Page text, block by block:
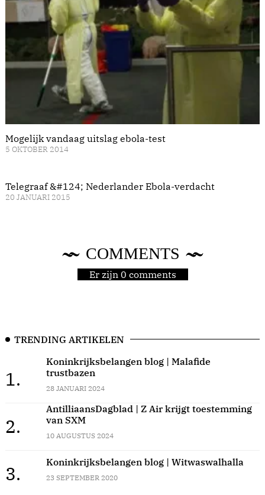
Mogelijk vandaag uitslag ebola-test
5 OKTOBER 2014
Telegraaf &#124; Nederlander Ebola-verdacht
20 JANUARI 2015
COMMENTS
Er zijn 0 comments
TRENDING ARTIKELEN
1.
Koninkrijksbelangen blog | Malafide
trustbazen
28 JANUARI 2024
2.
AntilliaansDagblad | Z Air krijgt toestemming
van SXM
10 AUGUSTUS 2024
3.
Koninkrijksbelangen blog | Witwaswalhalla
23 SEPTEMBER 2020